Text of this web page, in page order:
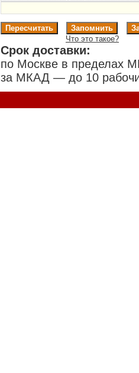
Что это такое?
Срок доставки:
по Москве в пределах
за МКАД — до 10